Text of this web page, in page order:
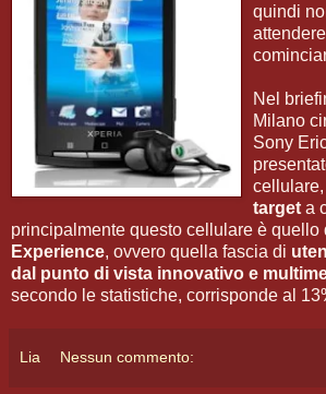
quindi
Nel
Milano
Sony
target a
principalmente questo cellulare è quello
Experience, ovvero quella fascia di
dal punto di vista innovativo e
secondo le statistiche, corrisponde al
Lia Nessun commento: